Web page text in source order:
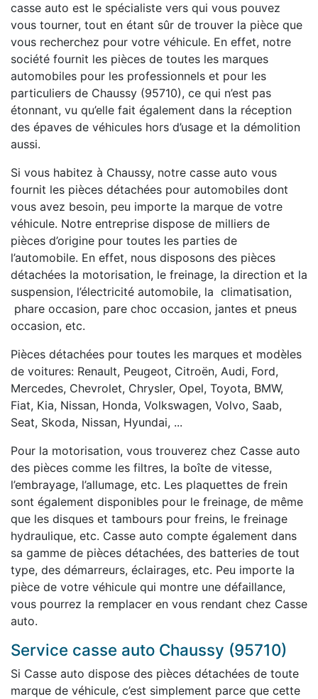
casse auto est le spécialiste vers qui vous pouvez
vous tourner, tout en étant sûr de trouver la pièce que
vous recherchez pour votre véhicule. En effet, notre
société fournit les pièces de toutes les marques
automobiles pour les professionnels et pour les
particuliers de Chaussy (95710), ce qui n’est pas
étonnant, vu qu’elle fait également dans la réception
des épaves de véhicules hors d’usage et la démolition
aussi.
Si vous habitez à Chaussy, notre casse auto vous
fournit les pièces détachées pour automobiles dont
vous avez besoin, peu importe la marque de votre
véhicule. Notre entreprise dispose de milliers de
pièces d’origine pour toutes les parties de
l’automobile. En effet, nous disposons des pièces
détachées la motorisation, le freinage, la direction et la
suspension, l’électricité automobile, la climatisation,
phare occasion, pare choc occasion, jantes et pneus
occasion, etc.
Pièces détachées pour toutes les marques et modèles
de voitures: Renault, Peugeot, Citroën, Audi, Ford,
Mercedes, Chevrolet, Chrysler, Opel, Toyota, BMW,
Fiat, Kia, Nissan, Honda, Volkswagen, Volvo, Saab,
Seat, Skoda, Nissan, Hyundai, ...
Pour la motorisation, vous trouverez chez Casse auto
des pièces comme les filtres, la boîte de vitesse,
l’embrayage, l’allumage, etc. Les plaquettes de frein
sont également disponibles pour le freinage, de même
que les disques et tambours pour freins, le freinage
hydraulique, etc. Casse auto compte également dans
sa gamme de pièces détachées, des batteries de tout
type, des démarreurs, éclairages, etc. Peu importe la
pièce de votre véhicule qui montre une défaillance,
vous pourrez la remplacer en vous rendant chez Casse
auto.
Service casse auto Chaussy (95710)
Si Casse auto dispose des pièces détachées de toute
marque de véhicule, c’est simplement parce que cette